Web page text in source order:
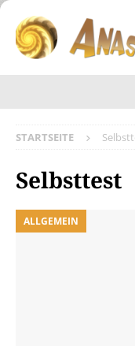
STARTSEITE
Selbsttest
ALLGEMEIN